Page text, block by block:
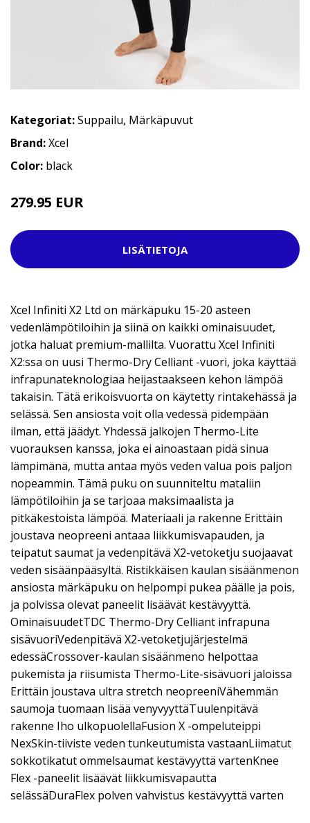
Kategoriat:Suppailu, Märkäpuvut
Brand:Xcel
Color: black
279.95 EUR
LISÄTIETOJA
Xcel Infiniti X2 Ltd on märkäpuku 15-20 asteen
vedenlämpötiloihin ja siinä on kaikki ominaisuudet,
jotka haluat premium-mallilta. Vuorattu Xcel Infiniti
X2:ssa on uusi Thermo-Dry Celliant -vuori, joka käyttää
infrapunateknologiaa heijastaakseen kehon lämpöä
takaisin. Tätä erikoisvuorta on käytetty rintakehässä ja
selässä. Sen ansiosta voit olla vedessä pidempään
ilman, että jäädyt. Yhdessä jalkojen Thermo-Lite
vuorauksen kanssa, joka ei ainoastaan pidä sinua
lämpimänä, mutta antaa myös veden valua pois paljon
nopeammin. Tämä puku on suunniteltu mataliin
lämpötiloihin ja se tarjoaa maksimaalista ja
pitkäkestoista lämpöä. Materiaali ja rakenne Erittäin
joustava neopreeni antaaa liikkumisvapauden, ja
teipatut saumat ja vedenpitävä X2-vetoketju suojaavat
veden sisäänpääsyltä. Ristikkäisen kaulan sisäänmenon
ansiosta märkäpuku on helpompi pukea päälle ja pois,
ja polvissa olevat paneelit lisäävät kestävyyttä.
OminaisuudetTDC Thermo-Dry Celliant infrapuna
sisävuoriVedenpitävä X2-vetoketjujärjestelmä
edessäCrossover-kaulan sisäänmeno helpottaa
pukemista ja riisumista Thermo-Lite-sisävuori jaloissa
Erittäin joustava ultra stretch neopreeniVähemmän
saumoja tuomaan lisää venyvyyttäTuulenpitävä
rakenne Iho ulkopuolellaFusion X -ompeluteippi
NexSkin-tiiviste veden tunkeutumista vastaanLiimatut
sokkotikatut ommelsaumat kestävyyttä vartenKnee
Flex -paneelit lisäävät liikkumisvapautta
selässäDuraFlex polven vahvistus kestävyyttä varten